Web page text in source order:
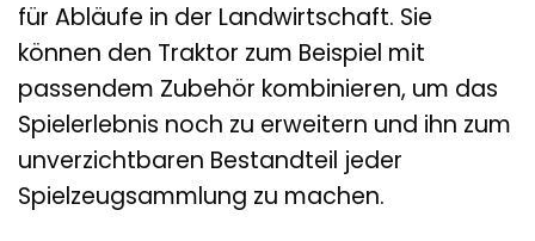
für Abläufe in der Landwirtschaft. Sie
können den Traktor zum Beispiel mit
passendem Zubehör kombinieren, um das
Spielerlebnis noch zu erweitern und ihn zum
unverzichtbaren Bestandteil jeder
Spielzeugsammlung zu machen.